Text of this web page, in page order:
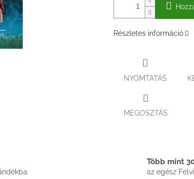
Részletes információ
NYOMTATÁS
MEGOSZTÁS
Több mint
az egész